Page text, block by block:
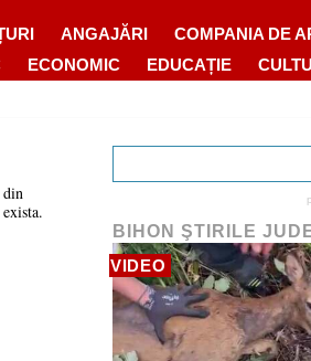
ANGAJĂRI
COMPANIA DE
ECONOMIC EDUCAȚIE
din
BIHON ŞTIRILE
VIDEO